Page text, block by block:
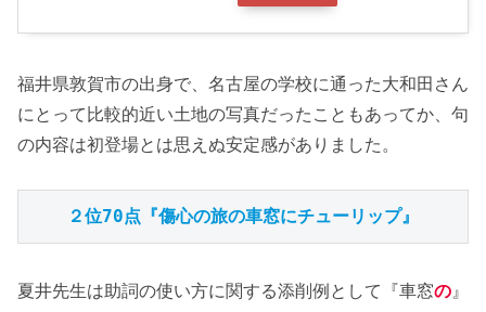
福井県敦賀市の出身で、名古屋の学校に通った大和田さん
にとって比較的近い土地の写真だったこともあってか、句
の内容は初登場とは思えぬ安定感がありました。
２位70点『傷心の旅の車窓にチューリップ』
夏井先生は助詞の使い方に関する添削例として『車窓の』